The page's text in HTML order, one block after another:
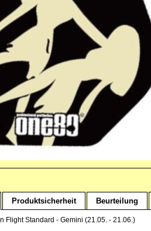
Produktsicherheit Beurteilung
Flight Standard - Gemini (21.05. - 21.06.)